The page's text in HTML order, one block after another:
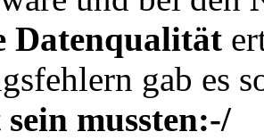
Datenqualität
gab es
mussten:-/